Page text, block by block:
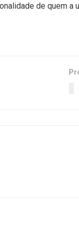
de quem a